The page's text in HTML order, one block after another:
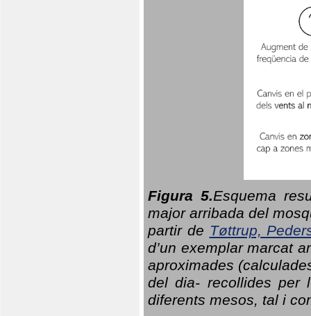
Figura 5.Esquema
major arribada del
partir de Tøttrup,
d’un exemplar marcat
aproximades
del dia- recollides per
diferents mesos, tal i